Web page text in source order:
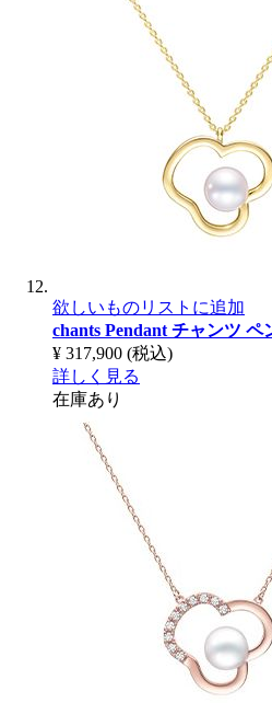
欲しいものリストに追加
chants Pendant チャンツ ペ
¥ 317,900 (税込)
詳しく見る
在庫あり